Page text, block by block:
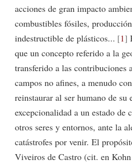
acciones de gran impacto
combustibles fósiles,
indestructible de plásticos... 1
que un concepto referido a la
transferido a las contribuciones
campos no afines, a menudo
reinstaurar al ser humano de su
excepcionalidad a un estado de
otros seres y entornos, ante la
catástrofes por venir. El
Viveiros de Castro (cit. en